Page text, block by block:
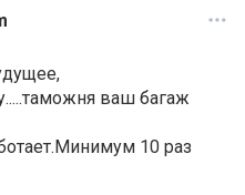
ваш багаж
10 раз